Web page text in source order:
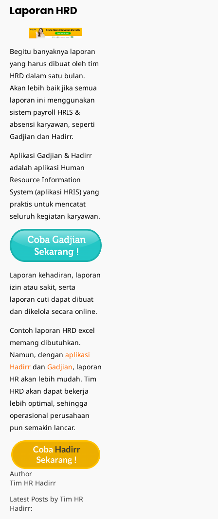
Laporan HRD
Begitu banyaknya laporan
yang harus dibuat oleh tim
HRD dalam satu bulan.
Akan lebih baik jika semua
laporan ini menggunakan
sistem payroll HRIS &
absensi karyawan, seperti
Gadjian dan Hadirr.
Aplikasi Gadjian & Hadirr
adalah aplikasi Human
Resource Information
System (aplikasi HRIS) yang
praktis untuk mencatat
seluruh kegiatan karyawan.
Laporan kehadiran, laporan
izin atau sakit, serta
laporan cuti dapat dibuat
dan dikelola secara online.
Contoh laporan HRD excel
memang dibutuhkan.
Namun, dengan aplikasi
Hadirr dan Gadjian, laporan
HR akan lebih mudah. Tim
HRD akan dapat bekerja
lebih optimal, sehingga
operasional perusahaan
pun semakin lancar.
Author
Tim HR Hadirr
Latest Posts by Tim HR
Hadirr: